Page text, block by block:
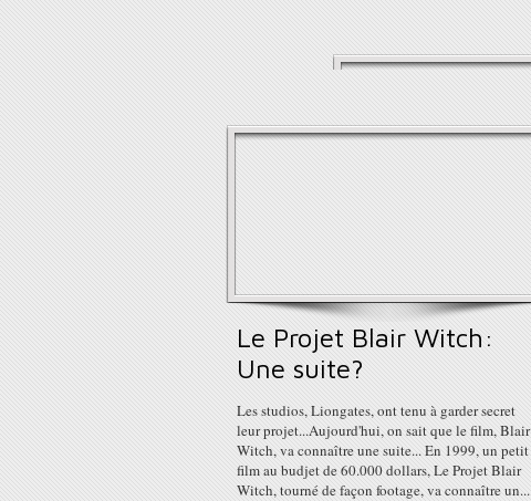
Le Projet Blair Witch:
Une suite?
Les studios, Liongates, ont tenu à garder secret
leur projet...Aujourd'hui, on sait que le film, Blair
Witch, va connaître une suite... En 1999, un petit
film au budjet de 60.000 dollars, Le Projet Blair
Witch, tourné de façon footage, va connaître un...